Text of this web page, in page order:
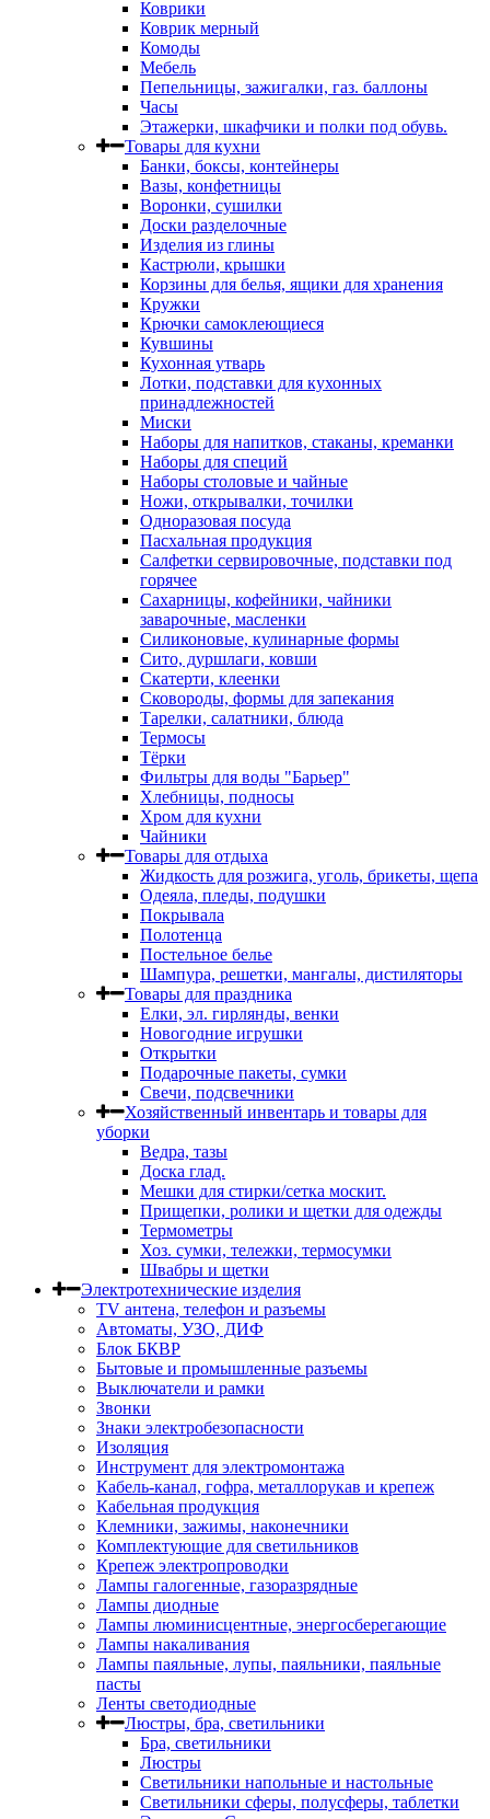
Коврики
Коврик мерный
Комоды
Мебель
Пепельницы, зажигалки, газ. баллоны
Часы
Этажерки, шкафчики и полки под обувь.
Товары для кухни
Банки, боксы, контейнеры
Вазы, конфетницы
Воронки, сушилки
Доски разделочные
Изделия из глины
Кастрюли, крышки
Корзины для белья, ящики для хранения
Кружки
Крючки самоклеющиеся
Кувшины
Кухонная утварь
Лотки, подставки для кухонных
принадлежностей
Миски
Наборы для напитков, стаканы, креманки
Наборы для специй
Наборы столовые и чайные
Ножи, открывалки, точилки
Одноразовая посуда
Пасхальная продукция
Салфетки сервировочные, подставки под
горячее
Сахарницы, кофейники, чайники
заварочные, масленки
Силиконовые, кулинарные формы
Сито, дуршлаги, ковши
Скатерти, клеенки
Сковороды, формы для запекания
Тарелки, салатники, блюда
Термосы
Тёрки
Фильтры для воды "Барьер"
Хлебницы, подносы
Хром для кухни
Чайники
Товары для отдыха
Жидкость для розжига, уголь, брикеты, щепа
Одеяла, пледы, подушки
Покрывала
Полотенца
Постельное белье
Шампура, решетки, мангалы, дистиляторы
Товары для праздника
Елки, эл. гирлянды, венки
Новогодние игрушки
Открытки
Подарочные пакеты, сумки
Свечи, подсвечники
Хозяйственный инвентарь и товары для
уборки
Ведра, тазы
Доска глад.
Мешки для стирки/сетка москит.
Прищепки, ролики и щетки для одежды
Термометры
Хоз. сумки, тележки, термосумки
Швабры и щетки
Электротехнические изделия
TV aнтена, телефон и разъемы
Автоматы, УЗО, ДИФ
Блок БКВР
Бытовые и промышленные разъемы
Выключатели и рамки
Звонки
Знаки электробезопасности
Изоляция
Инструмент для электромонтажа
Кабель-канал, гофра, металлорукав и крепеж
Кабельная продукция
Клемники, зажимы, наконечники
Комплектующие для светильников
Крепеж электропроводки
Лампы галогенные, газоразрядные
Лампы диодные
Лампы люминисцентные, энергосберегающие
Лампы накаливания
Лампы паяльные, лупы, паяльники, паяльные
пасты
Ленты светодиодные
Люстры, бра, светильники
Бра, светильники
Люстры
Светильники напольные и настольные
Светильники сферы, полусферы, таблетки